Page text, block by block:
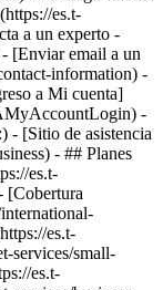
es.t-
a un experto -
[Enviar email a un
information) -
a Mi cuenta]
-
- [Sitio de asistencia
- ## Planes
es.t-
[Cobertura
es.t-
services/small-
es.t-